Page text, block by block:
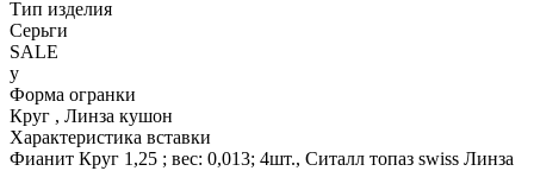
Тип изделия
Серьги
SALE
y
Форма огранки
Круг , Линза кушон
Характеристика вставки
Фианит Круг 1,25 ; вес: 0,013; 4шт., Ситалл топаз swiss Линза